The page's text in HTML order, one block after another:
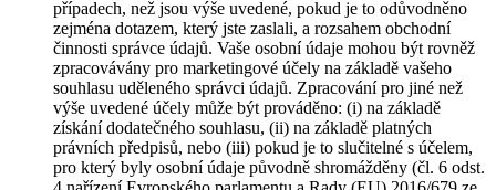
případech, než jsou výše uvedené, pokud je to odůvodněno
zejména dotazem, který jste zaslali, a rozsahem obchodní
činnosti správce údajů. Vaše osobní údaje mohou být rovněž
zpracovávány pro marketingové účely na základě vašeho
souhlasu uděleného správci údajů. Zpracování pro jiné než
výše uvedené účely může být prováděno: (i) na základě
získání dodatečného souhlasu, (ii) na základě platných
právních předpisů, nebo (iii) pokud je to slučitelné s účelem,
pro který byly osobní údaje původně shromážděny (čl. 6 odst.